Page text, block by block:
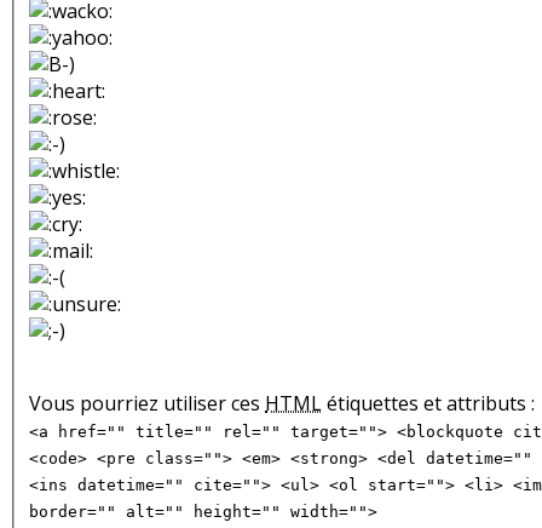
Vous pourriez utiliser ces HTMLétiquettes et attributs :
<a href="" title="" rel="" target=""> <blockquote
<code> <pre class=""> <em> <strong> <del
<ins datetime="" cite=""> <ul> <ol start=""> <li>
border="" alt="" height="" width="">